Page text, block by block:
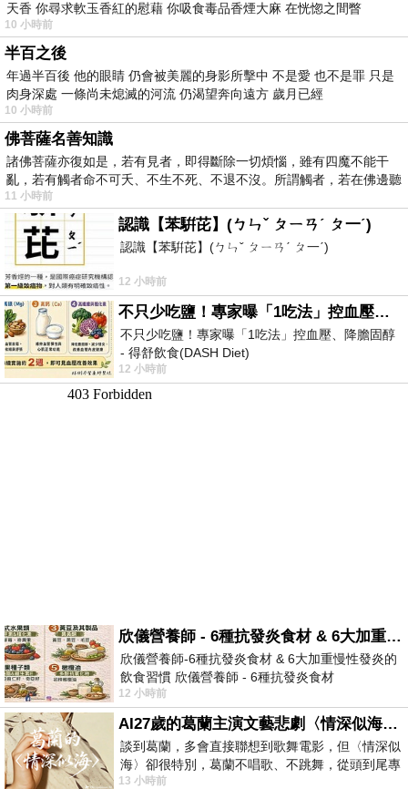
天香 你尋求軟玉香紅的慰藉 你吸食毒品香煙大麻 在恍惚之間瞥
10 小時前
半百之後
年過半百後 他的眼睛 仍會被美麗的身影所擊中 不是愛 也不是罪 只是
肉身深處 一條尚未熄滅的河流 仍渴望奔向遠方 歲月已經
10 小時前
佛菩薩名善知識
諸佛菩薩亦復如是，若有見者，即得斷除一切煩惱，雖有四魔不能干
亂，若有觸者命不可夭、不生不死、不退不沒。所謂觸者，若在佛邊聽
受
11 小時前
認識【苯騈芘】(ㄅㄣˇ ㄆㄧㄢˊ ㄆ一ˊ)
認識【苯騈芘】(ㄅㄣˇ ㄆㄧㄢˊ ㄆ一ˊ)
12 小時前
不只少吃鹽！專家曝「1吃法」控血壓、降膽固醇 - 得舒飲食(DASH Diet)
不只少吃鹽！專家曝「1吃法」控血壓、降膽固醇
- 得舒飲食(DASH Diet)
https://www.facebook.com/dietitiansophia/posts/
12 小時前
欣儀營養師 - 6種抗發炎食材 & 6大加重慢性發炎的飲食習慣
欣儀營養師-6種抗發炎食材 & 6大加重慢性發炎的
飲食習慣 欣儀營養師 - 6種抗發炎食材
https://www.facebook.com/photo/?fbid=147
12 小時前
AI27歲的葛蘭主演文藝悲劇〈情深似海〉 #戀上老電影 #葛蘭 #粟子
談到葛蘭，多會直接聯想到歌舞電影，但〈情深似
海〉卻很特別，葛蘭不唱歌、不跳舞，從頭到尾專
心演戲。拍攝期間，經常工作超過12個鐘
13 小時前